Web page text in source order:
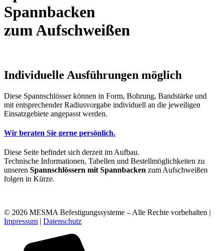
Spannbacken
zum Aufschweißen
Individuelle Ausführungen möglich
Diese Spannschlösser können in Form, Bohrung, Bandstärke und
mit entsprechender Radiusvorgabe individuell an die jeweiligen
Einsatzgebiete angepasst werden.
Wir beraten Sie gerne persönlich.
Diese Seite befindet sich derzeit im Aufbau.
Technische Informationen, Tabellen und Bestellmöglichkeiten zu
unseren Spannschlössern mit Spannbacken zum Aufschweißen
folgen in Kürze.
© 2026 MESMA Befestigungssysteme – Alle Rechte vorbehalten |
Impressum
Datenschutz